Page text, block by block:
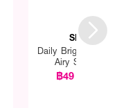
SISTAR
Daily Bright UV
Airy Sunscreen
SPF50+PA++++
฿49